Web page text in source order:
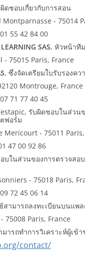
ดชอบเกี่ยวกับการสอน
- 75014
55 42 84 00
SAS, หัวหน้าที
75015 Paris, France
, ซึ่งจัดเตรียมใบรับรองค
Montrouge, France
71 77 40 45
รับผิดชอบในส่วน
ฟอร์ม
Mericourt - 75011
47 00 92 86
บในส่วนของการตรวจสอ
- 75018 Paris,
72 45 06 14
สามารถลงทะเบียนบนแพ
75008 Paris, France
มารถทำการวิเคราะห์ผู้เข้
contact/